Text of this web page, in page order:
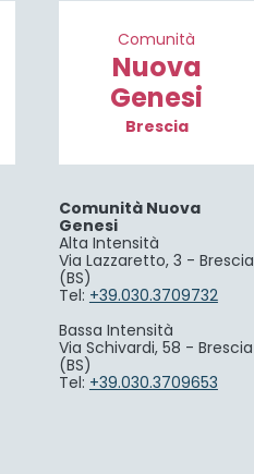
Comunità
Nuova
Genesi
Brescia
Comunità Nuova
Genesi
Alta Intensità
Via Lazzaretto, 3 - Brescia
(BS)
Tel: +39.030.3709732
Bassa Intensità
Via Schivardi, 58 - Brescia
(BS)
Tel: +39.030.3709653